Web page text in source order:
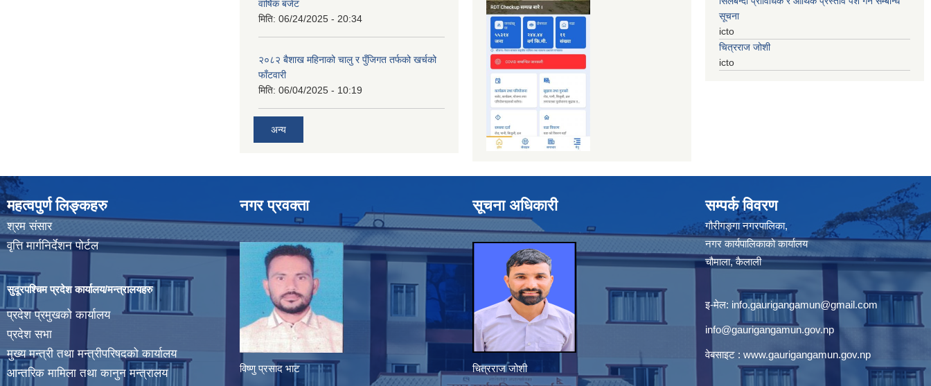
वार्षिक बजेट
मिति: 06/24/2025 - 20:34
२०८२ बैशाख महिनाको चालु र पुँजिगत तर्फको खर्चको
फाँटवारी
मिति: 06/04/2025 - 10:19
अन्य
सूचना
icto
चित्रराज जोशी
icto
महत्वपुर्ण लिङ्कहरु
श्रम संसार
वृत्ति मार्गनिर्देशन पोर्टल
सुदूरपश्चिम प्रदेश कार्यालय/मन्त्रालयहरु
प्रदेश प्रमुखको कार्यालय
प्रदेश सभा
मुख्य मन्त्री तथा मन्त्रीपरिषदको कार्यालय
आन्तरिक मामिला तथा कानुन मन्त्रालय
नगर प्रवक्ता
विष्णु प्रसाद भाट
सूचना अधिकारी
चित्रराज जोशी
सम्पर्क विवरण
गौरीगङ्गा नगरपालिका,
नगर कार्यपालिकाको कार्यालय
चौमाला, कैलाली
इ-मेल: info.gaurigangamun@gmail.com
info@gaurigangamun.gov.np
वेबसाइट : www.gaurigangamun.gov.np